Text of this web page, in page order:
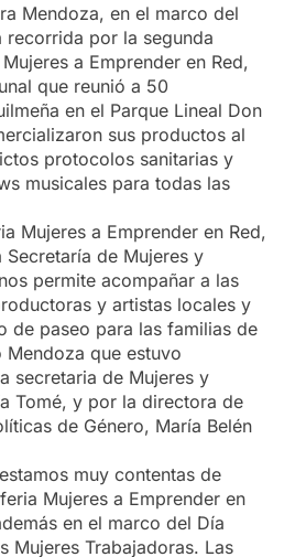
Mendoza, en el marco del
recorrida por la segunda
a Emprender en Red,
que reunió a 50
en el Parque Lineal Don
sus productos al
protocolos sanitarias y
musicales para todas las
Mujeres a Emprender en Red,
Secretaría de Mujeres y
permite acompañar a las
y artistas locales y
de paseo para las familias de
Mendoza que estuvo
secretaria de Mujeres y
Tomé, y por la directora de
de Género, María Belén
muy contentas de
Mujeres a Emprender en
en el marco del Día
Mujeres Trabajadoras. Las